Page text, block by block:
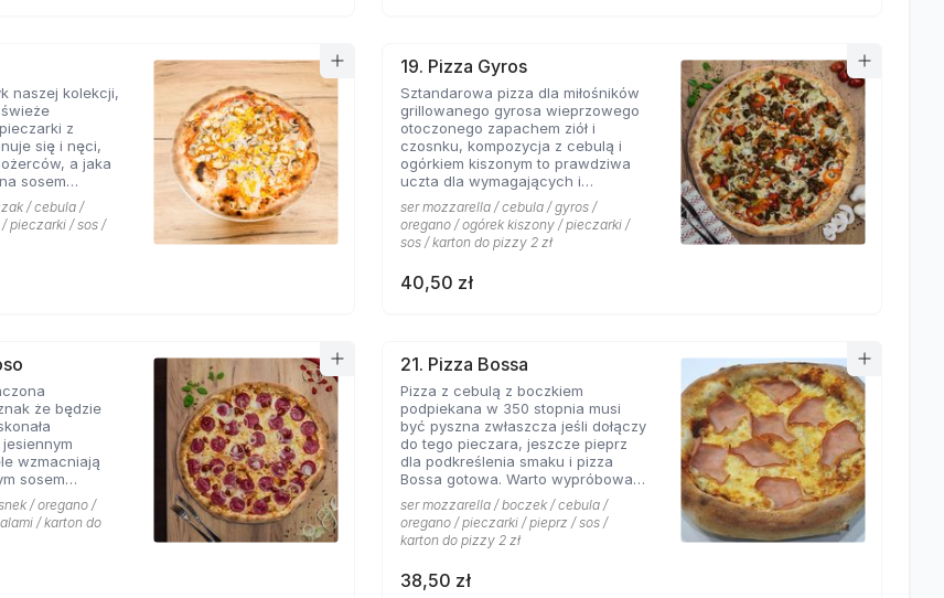
charakteru. Jest to pizza dla
miłośników wyjątkowych smaków,
którzy nie boją się poznawać
nowych połączeń.
naszej kolekcji,
z
i nęci,
a jaka
sosem
zadowala
Hyyper.
/ cebula /
pieczarki / sos /
19. Pizza Gyros
Sztandarowa pizza dla miłośników
grillowanego gyrosa wieprzowego
otoczonego zapachem ziół i
czosnku, kompozycja z cebulą i
ogórkiem kiszonym to prawdziwa
uczta dla wymagających i
koneserów których pizzeria Hyyper
ceni najbardziej. . Chodzą słuchy,
że gyros Hyyper jest najlepszy w
mieście
ser mozzarella / cebula / gyros /
oregano / ogórek kiszony / pieczarki /
sos / karton do pizzy 2 zł
40,50 zł
że będzie
wzmacniają
sosem
uf jak
/ oregano /
/ karton do
21. Pizza Bossa
Pizza z cebulą z boczkiem
podpiekana w 350 stopnia musi
być pyszna zwłaszcza jeśli dołączy
do tego pieczara, jeszcze pieprz
dla podkreślenia smaku i pizza
Bossa gotowa. Warto wypróbować
wszystkie sosy dostępne w Pizzerii
Hyyper a mamy ich cztery rodzaje:
pomidorowy łagodny, pomidorowy
pikantny, jogurtowo-czosnkowy
niepowtarzalny w smaku.
ser mozzarella / boczek / cebula /
oregano / pieczarki / pieprz / sos /
karton do pizzy 2 zł
38,50 zł